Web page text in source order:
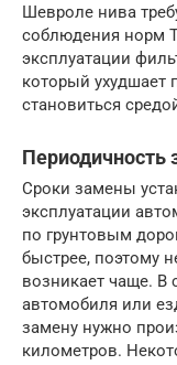
Шевроле нива
соблюдения норм
эксплуатации
который ухудшает
становиться
Периодичность
Сроки замены
эксплуатации
по грунтовым
быстрее, поэтому
возникает чаще. В
автомобиля или
замену нужно
километров.